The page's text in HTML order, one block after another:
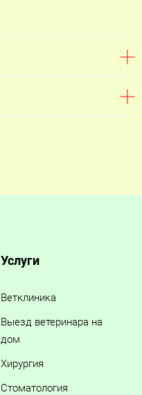
Услуги
Ветклиника
Выезд ветеринара на
дом
Хирургия
Стоматология